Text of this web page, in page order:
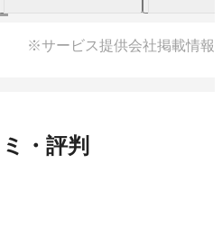
※サービス提供会社掲載情報
・評判